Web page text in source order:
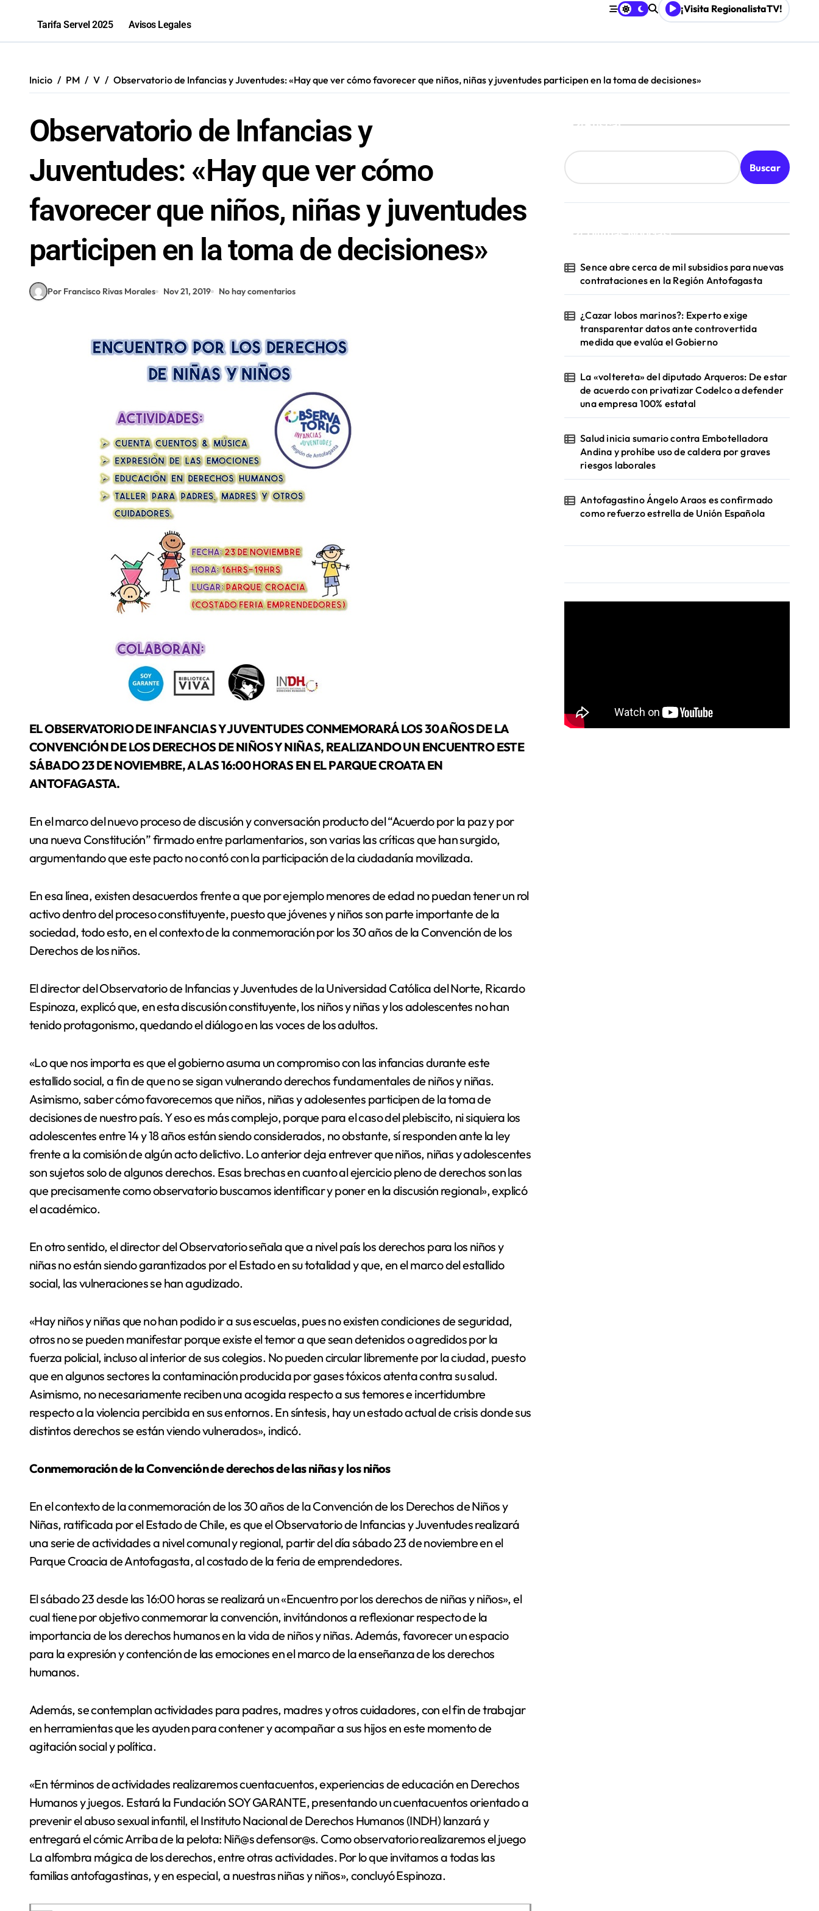
Sence abre cerca de mil subsidios para nuevas contrataciones en la Región Antofagasta
Tarifa Servel 2025 Avisos Legales
¡Visita RegionalistaTV!
Inicio PM V Observatorio de Infancias y Juventudes: «Hay que ver cómo favorecer que niños, niñas y juventudes participen en la toma de decisiones»
Observatorio de Infancias y
Juventudes: «Hay que ver cómo
favorecer que niños, niñas y juventudes
participen en la toma de decisiones»
Por Francisco Rivas Morales Nov 21, 2019 No hay comentarios
EL OBSERVATORIO DE INFANCIAS Y JUVENTUDES CONMEMORARÁ LOS 30 AÑOS DE LA
CONVENCIÓN DE LOS DERECHOS DE NIÑOS Y NIÑAS, REALIZANDO UN ENCUENTRO ESTE
SÁBADO 23 DE NOVIEMBRE, A LAS 16:00 HORAS EN EL PARQUE CROATA EN
ANTOFAGASTA.
En el marco del nuevo proceso de discusión y conversación producto del “Acuerdo por la paz y por
una nueva Constitución” firmado entre parlamentarios, son varias las críticas que han surgido,
argumentando que este pacto no contó con la participación de la ciudadanía movilizada.
En esa línea, existen desacuerdos frente a que por ejemplo menores de edad no puedan tener un rol
activo dentro del proceso constituyente, puesto que jóvenes y niños son parte importante de la
sociedad, todo esto, en el contexto de la conmemoración por los 30 años de la Convención de los
Derechos de los niños.
El director del Observatorio de Infancias y Juventudes de la Universidad Católica del Norte, Ricardo
Espinoza, explicó que, en esta discusión constituyente, los niños y niñas y los adolescentes no han
tenido protagonismo, quedando el diálogo en las voces de los adultos.
«Lo que nos importa es que el gobierno asuma un compromiso con las infancias durante este
estallido social, a fin de que no se sigan vulnerando derechos fundamentales de niños y niñas.
Asimismo, saber cómo favorecemos que niños, niñas y adolesentes participen de la toma de
decisiones de nuestro país. Y eso es más complejo, porque para el caso del plebiscito, ni siquiera los
adolescentes entre 14 y 18 años están siendo considerados, no obstante, sí responden ante la ley
frente a la comisión de algún acto delictivo. Lo anterior deja entrever que niños, niñas y adolescentes
son sujetos solo de algunos derechos. Esas brechas en cuanto al ejercicio pleno de derechos son las
que precisamente como observatorio buscamos identificar y poner en la discusión regional», explicó
el académico.
En otro sentido, el director del Observatorio señala que a nivel país los derechos para los niños y
niñas no están siendo garantizados por el Estado en su totalidad y que, en el marco del estallido
social, las vulneraciones se han agudizado.
«Hay niños y niñas que no han podido ir a sus escuelas, pues no existen condiciones de seguridad,
otros no se pueden manifestar porque existe el temor a que sean detenidos o agredidos por la
fuerza policial, incluso al interior de sus colegios. No pueden circular libremente por la ciudad, puesto
que en algunos sectores la contaminación producida por gases tóxicos atenta contra su salud.
Asimismo, no necesariamente reciben una acogida respecto a sus temores e incertidumbre
respecto a la violencia percibida en sus entornos. En síntesis, hay un estado actual de crisis donde sus
distintos derechos se están viendo vulnerados», indicó.
Conmemoración de la Convención de derechos de las niñas y los niños
En el contexto de la conmemoración de los 30 años de la Convención de los Derechos de Niños y
Niñas, ratificada por el Estado de Chile, es que el Observatorio de Infancias y Juventudes realizará
una serie de actividades a nivel comunal y regional, partir del día sábado 23 de noviembre en el
Parque Croacia de Antofagasta, al costado de la feria de emprendedores.
El sábado 23 desde las 16:00 horas se realizará un «Encuentro por los derechos de niñas y niños», el
cual tiene por objetivo conmemorar la convención, invitándonos a reflexionar respecto de la
importancia de los derechos humanos en la vida de niños y niñas. Además, favorecer un espacio
para la expresión y contención de las emociones en el marco de la enseñanza de los derechos
humanos.
Además, se contemplan actividades para padres, madres y otros cuidadores, con el fin de trabajar
en herramientas que les ayuden para contener y acompañar a sus hijos en este momento de
agitación social y política.
«En términos de actividades realizaremos cuentacuentos, experiencias de educación en Derechos
Humanos y juegos. Estará la Fundación SOY GARANTE, presentando un cuentacuentos orientado a
prevenir el abuso sexual infantil, el Instituto Nacional de Derechos Humanos (INDH) lanzará y
entregará el cómic Arriba de la pelota: Niñ@s defensor@s. Como observatorio realizaremos el juego
La alfombra mágica de los derechos, entre otras actividades. Por lo que invitamos a todas las
familias antofagastinas, y en especial, a nuestras niñas y niños», concluyó Espinoza.
Buscar
Buscar
¡Ultimas Noticias!
Sence abre cerca de mil subsidios para nuevas
contrataciones en la Región Antofagasta
¿Cazar lobos marinos?: Experto exige
transparentar datos ante controvertida
medida que evalúa el Gobierno
La «voltereta» del diputado Arqueros: De estar
de acuerdo con privatizar Codelco a defender
una empresa 100% estatal
Salud inicia sumario contra Embotelladora
Andina y prohíbe uso de caldera por graves
riesgos laborales
Antofagastino Ángelo Araos es confirmado
como refuerzo estrella de Unión Española